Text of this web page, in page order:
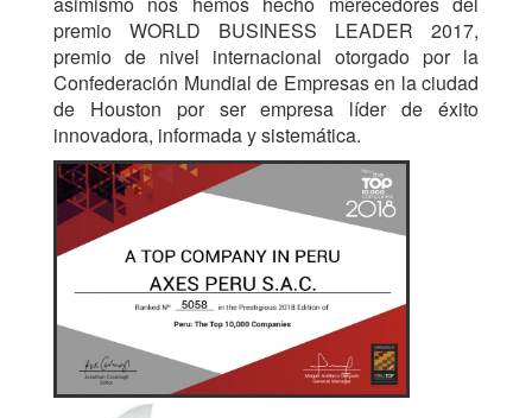
premio WORLD BUSINESS LEADER 2017,
premio de nivel internacional otorgado por la
Confederación Mundial de Empresas en la ciudad
de Houston por ser empresa líder de éxito
innovadora, informada y sistemática.